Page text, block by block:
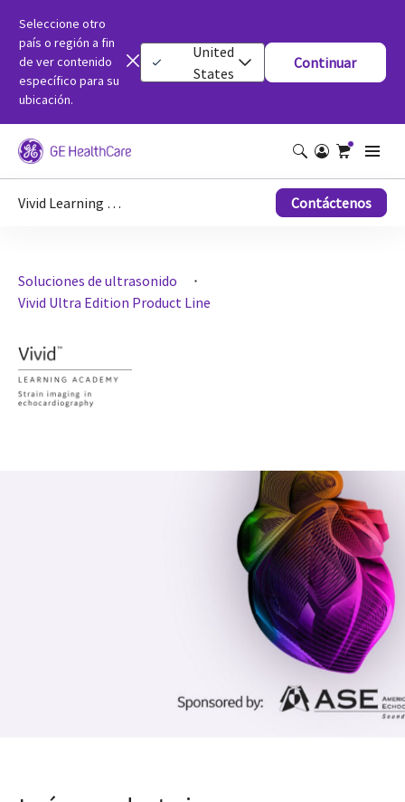
Seleccione otro
país o región a fin
de ver contenido
específico para su
ubicación.
United
States
Continuar
Vivid Learning Academy Contáctenos
Soluciones de ultrasonido
Vivid Ultra Edition Product Line